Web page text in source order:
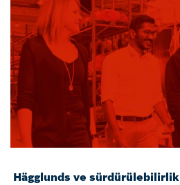
Hägglunds ve sürdürülebilirlik